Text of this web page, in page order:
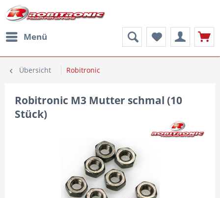
Menü
Übersicht Robitronic
Robitronic M3 Mutter schmal (10
Stück)